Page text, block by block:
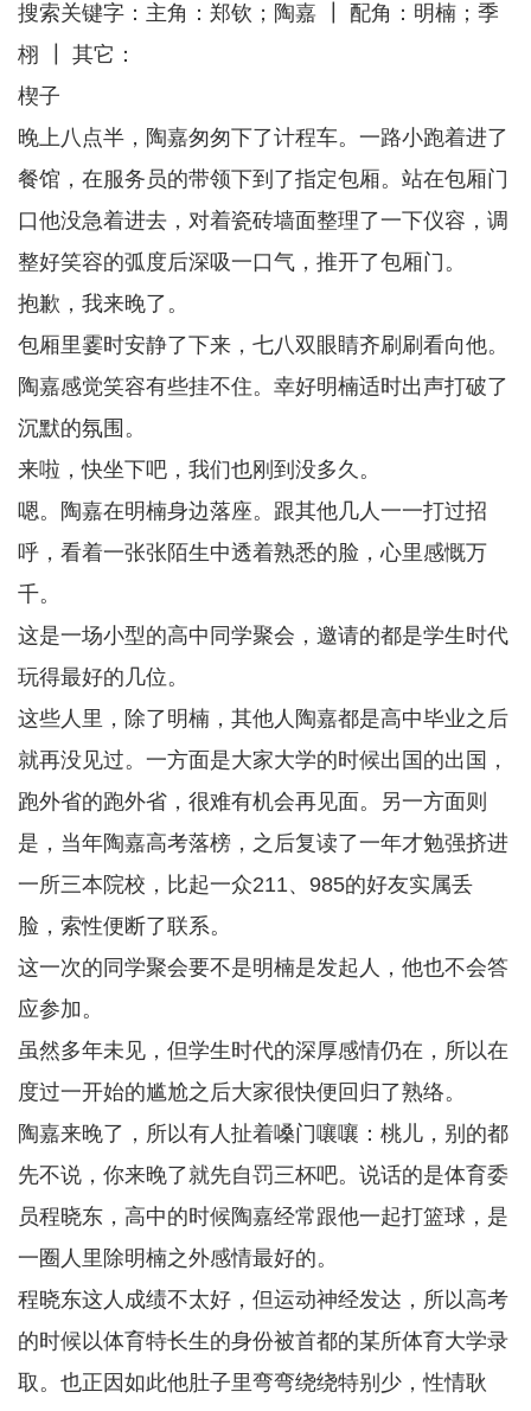
搜索关键字：主角：郑钦；陶嘉 ┃ 配角：明楠；季
栩 ┃ 其它：
楔子
晚上八点半，陶嘉匆匆下了计程车。一路小跑着进了
餐馆，在服务员的带领下到了指定包厢。站在包厢门
口他没急着进去，对着瓷砖墙面整理了一下仪容，调
整好笑容的弧度后深吸一口气，推开了包厢门。
抱歉，我来晚了。
包厢里霎时安静了下来，七八双眼睛齐刷刷看向他。
陶嘉感觉笑容有些挂不住。幸好明楠适时出声打破了
沉默的氛围。
来啦，快坐下吧，我们也刚到没多久。
嗯。陶嘉在明楠身边落座。跟其他几人一一打过招
呼，看着一张张陌生中透着熟悉的脸，心里感慨万
千。
这是一场小型的高中同学聚会，邀请的都是学生时代
玩得最好的几位。
这些人里，除了明楠，其他人陶嘉都是高中毕业之后
就再没见过。一方面是大家大学的时候出国的出国，
跑外省的跑外省，很难有机会再见面。另一方面则
是，当年陶嘉高考落榜，之后复读了一年才勉强挤进
一所三本院校，比起一众211、985的好友实属丢
脸，索性便断了联系。
这一次的同学聚会要不是明楠是发起人，他也不会答
应参加。
虽然多年未见，但学生时代的深厚感情仍在，所以在
度过一开始的尴尬之后大家很快便回归了熟络。
陶嘉来晚了，所以有人扯着嗓门嚷嚷：桃儿，别的都
先不说，你来晚了就先自罚三杯吧。说话的是体育委
员程晓东，高中的时候陶嘉经常跟他一起打篮球，是
一圈人里除明楠之外感情最好的。
程晓东这人成绩不太好，但运动神经发达，所以高考
的时候以体育特长生的身份被首都的某所体育大学录
取。也正因如此他肚子里弯弯绕绕特别少，性情耿